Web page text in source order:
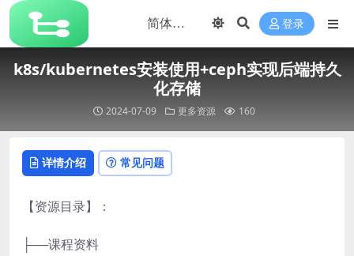
登录
k8s/kubernetes安装使用+ceph实现后端持久
化存储
2024-07-09 更多资源 160
详情介绍 常见问题
【资源目录】：
├──课程资料